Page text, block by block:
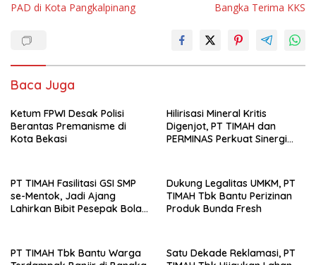
PAD di Kota Pangkalpinang
Bangka Terima KKS
Baca Juga
Ketum FPWI Desak Polisi
Berantas Premanisme di
Kota Bekasi
Hilirisasi Mineral Kritis
Digenjot, PT TIMAH dan
PERMINAS Perkuat Sinergi
PT TIMAH Fasilitasi GSI SMP
se-Mentok, Jadi Ajang
Lahirkan Bibit Pesepak Bola
Dukung Legalitas UMKM, PT
TIMAH Tbk Bantu Perizinan
Produk Bunda Fresh
PT TIMAH Tbk Bantu Warga
Satu Dekade Reklamasi, PT